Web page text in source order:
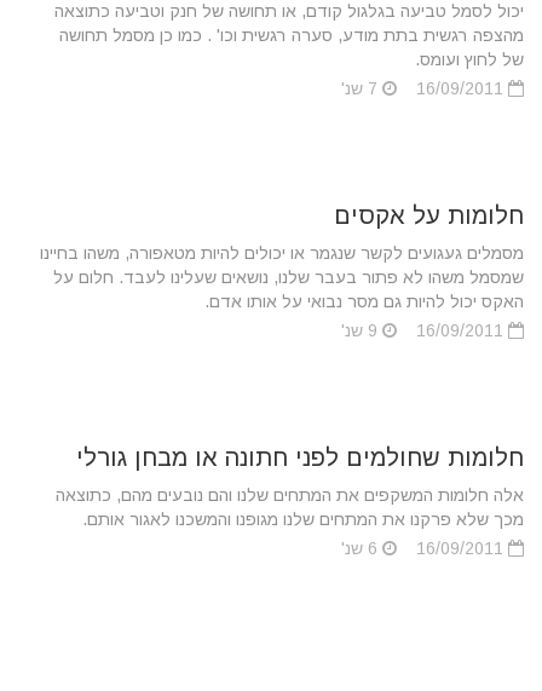
יכול לסמל טביעה בגלגול קודם, או תחושה של חנק וטביעה כתוצאה
מהצפה רגשית בתת מודע, סערה רגשית וכו' . כמו כן מסמל תחושה
של לחוץ ועומס.
חלומות על אקסים
מסמלים געגועים לקשר שנגמר או יכולים להיות מטאפורה, משהו בחיינו
שמסמל משהו לא פתור בעבר שלנו, נושאים שעלינו לעבד. חלום על
האקס יכול להיות גם מסר נבואי על אותו אדם.
חלומות שחולמים לפני חתונה או מבחן גורלי
אלה חלומות המשקפים את המתחים שלנו והם נובעים מהם, כתוצאה
מכך שלא פרקנו את המתחים שלנו מגופנו והמשכנו לאגור אותם.